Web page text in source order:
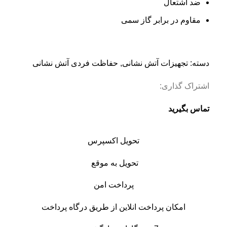
ضد اشتعال
مقاوم در برابر گاز سمی
دسته: تجهیزات آتش نشانی, حفاظت فردی آتش نشانی
اشتراک گذاری:
تماس بگیرید
تحویل اکسپرس
تحویل به موقع
پرداخت امن
امکان پرداخت انلاین از طریق درگاه پرداخت